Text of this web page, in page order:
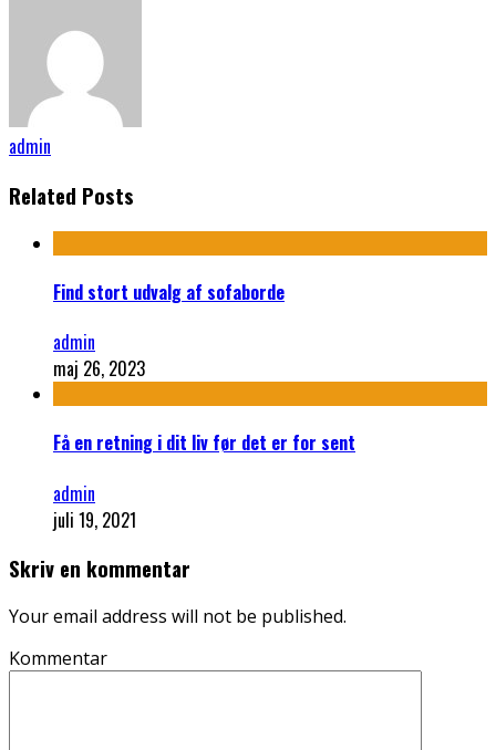
admin
Related Posts
Find stort udvalg af sofaborde
admin
maj 26, 2023
Få en retning i dit liv før det er for sent
admin
juli 19, 2021
Skriv en kommentar
Your email address will not be published.
Kommentar